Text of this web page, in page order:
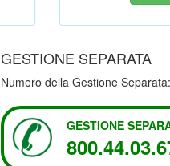
GESTIONE SEPARATA
Numero della Gestione
GESTIONE